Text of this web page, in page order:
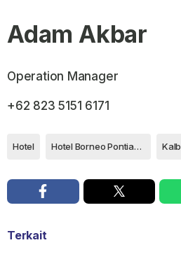
Adam Akbar
Operation Manager
+62 823 5151 6171
Hotel Hotel Borneo Pontianak
Terkait